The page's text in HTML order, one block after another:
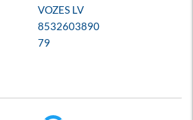
VOZES LV
8532603890
79